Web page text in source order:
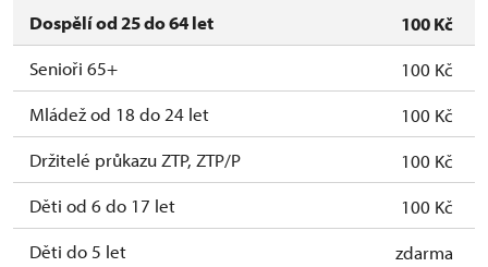
Dospělí od 25 do 64 let
100 Kč
Senioři 65+
100 Kč
Mládež od 18 do 24 let
100 Kč
Držitelé průkazu ZTP, ZTP/P
100 Kč
Děti od 6 do 17 let
100 Kč
Děti do 5 let
zdarma